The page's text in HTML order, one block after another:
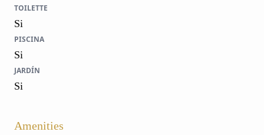
TOILETTE
Si
PISCINA
Si
JARDÍN
Si
Amenities